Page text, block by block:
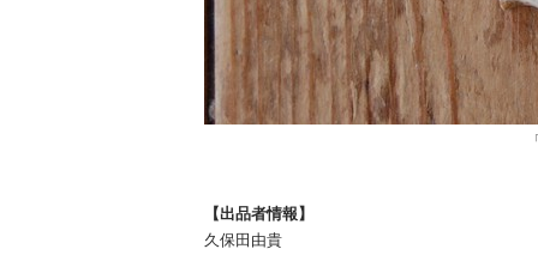
【出品者情報】
久保田由貴